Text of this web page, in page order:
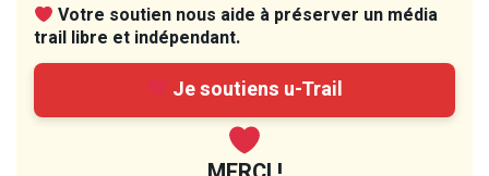
Votre soutien nous aide à préserver un média
trail libre et indépendant.
Je soutiens u-Trail